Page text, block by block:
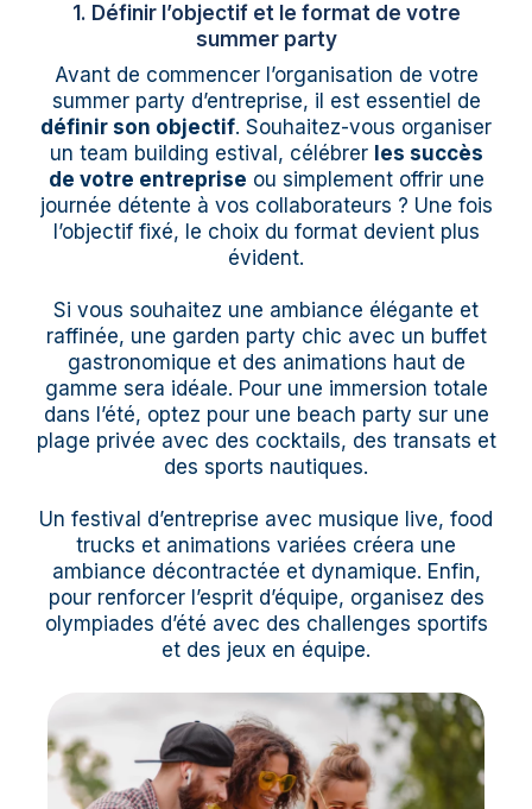
1. Définir l’objectif et le format de votre
summer party
Avant de commencer l’organisation de votre
summer party d’entreprise, il est essentiel de
définir son objectif. Souhaitez-vous organiser
un team building estival, célébrer les succès
de votre entreprise ou simplement offrir une
journée détente à vos collaborateurs ? Une fois
l’objectif fixé, le choix du format devient plus
évident.
Si vous souhaitez une ambiance élégante et
raffinée, une garden party chic avec un buffet
gastronomique et des animations haut de
gamme sera idéale. Pour une immersion totale
dans l’été, optez pour une beach party sur une
plage privée avec des cocktails, des transats et
des sports nautiques.
Un festival d’entreprise avec musique live, food
trucks et animations variées créera une
ambiance décontractée et dynamique. Enfin,
pour renforcer l’esprit d’équipe, organisez des
olympiades d’été avec des challenges sportifs
et des jeux en équipe.